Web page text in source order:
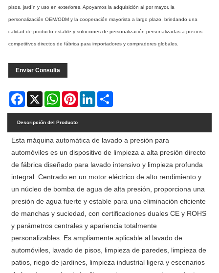
pisos, jardín y uso en exteriores. Apoyamos la adquisición al por mayor, la
personalización OEM/ODM y la cooperación mayorista a largo plazo, brindando una
calidad de producto estable y soluciones de personalización personalizadas a precios
competitivos directos de fábrica para importadores y compradores globales.
Enviar Consulta
Facebook WhatsAppPinterest LinkedIn
Descripción del Producto
Esta máquina automática de lavado a presión para
automóviles es un dispositivo de limpieza a alta presión directo
de fábrica diseñado para lavado intensivo y limpieza profunda
integral. Centrado en un motor eléctrico de alto rendimiento y
un núcleo de bomba de agua de alta presión, proporciona una
presión de agua fuerte y estable para una eliminación eficiente
de manchas y suciedad, con certificaciones duales CE y ROHS
y parámetros centrales y apariencia totalmente
personalizables. Es ampliamente aplicable al lavado de
automóviles, lavado de pisos, limpieza de paredes, limpieza de
patios, riego de jardines, limpieza industrial ligera y escenarios